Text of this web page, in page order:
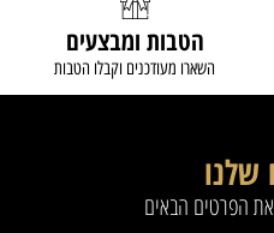
הטבות ומבצעים
השארו מעודכנים וקבלו הטבות
שלנו
את הפרטים הבאים